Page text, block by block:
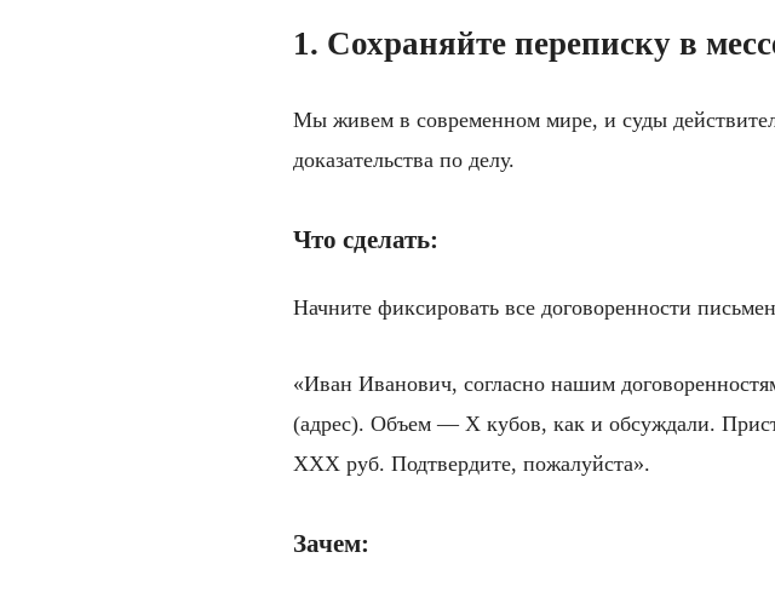
1. Сохраняйте переписку в
Мы живем в современном мире, и суды
доказательства по делу.
Что сделать:
Начните фиксировать все договоренности
«Иван Иванович, согласно нашим
(адрес). Объем — Х кубов, как и обсуждали.
ХХХ руб. Подтвердите, пожалуйста».
Зачем: